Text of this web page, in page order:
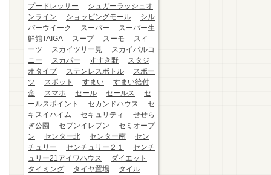
プードレッサー
シュガーラッシュオ
ンライン
ショッピングモール
シル
バーウイーク
スーパー
スーパー生
鮮館TAIGA
スープ スーモ
スイ
ーツ
スカイツリー見
スカイバルコ
ニー
スカパー すすき野
スタジ
オタイプ
ステンレスボトル
スポー
ツ
スポット すまい
すまい給付
金
スマホ セール セールス
セ
ールスポイント
セカンドハウス
セ
キスイハイム
セキュリティ
せせら
ぎ公園
セブンイレブン
セミオープ
ン
センター北 センター南
セン
チュリー
センチュリー２１
センチ
ュリー21アイワハウス
ダイエット
タイミング
タイヤ置場
タイル